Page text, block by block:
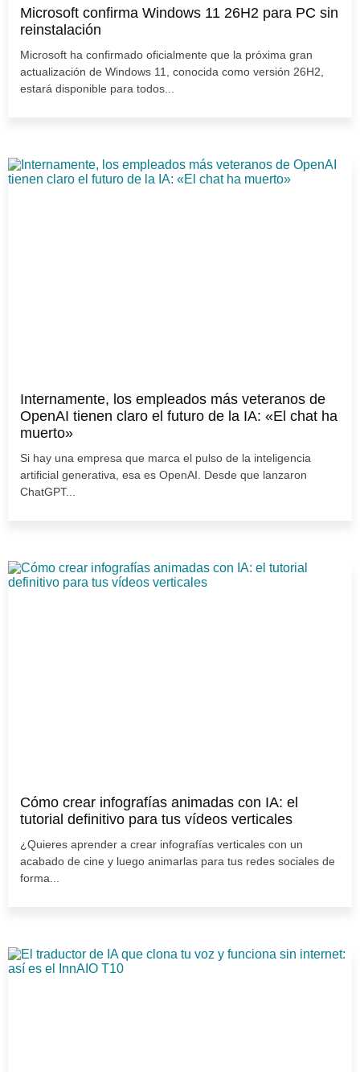
Microsoft confirma Windows 11 26H2 para PC sin
reinstalación
Microsoft ha confirmado oficialmente que la próxima gran
actualización de Windows 11, conocida como versión 26H2,
estará disponible para todos...
Internamente, los empleados más veteranos de
OpenAI tienen claro el futuro de la IA: «El chat ha
muerto»
Si hay una empresa que marca el pulso de la inteligencia
artificial generativa, esa es OpenAI. Desde que lanzaron
ChatGPT...
Cómo crear infografías animadas con IA: el
tutorial definitivo para tus vídeos verticales
¿Quieres aprender a crear infografías verticales con un
acabado de cine y luego animarlas para tus redes sociales de
forma...